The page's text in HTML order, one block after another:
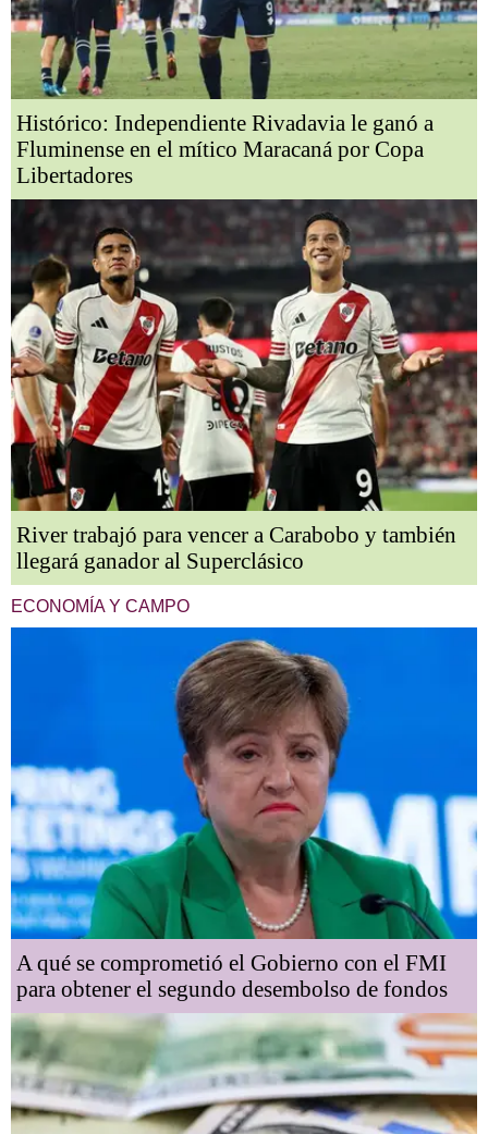
Histórico: Independiente Rivadavia le ganó a
Fluminense en el mítico Maracaná por Copa
Libertadores
River trabajó para vencer a Carabobo y también
llegará ganador al Superclásico
ECONOMÍA Y CAMPO
A qué se comprometió el Gobierno con el FMI
para obtener el segundo desembolso de fondos